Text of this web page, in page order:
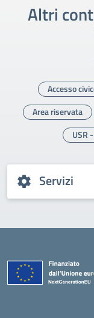
Altri
Accesso
Area riservata
USR
Servizi